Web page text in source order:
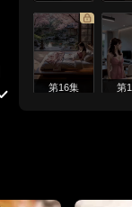
第16集 第